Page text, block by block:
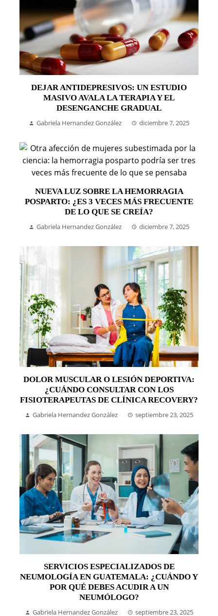
DEJAR ANTIDEPRESIVOS: UN ESTUDIO
MASIVO AVALA LA TERAPIA Y EL
DESENGANCHE GRADUAL
Gabriela Hernandez González diciembre 7, 2025
NUEVA LUZ SOBRE LA HEMORRAGIA
POSPARTO: ¿ES 3 VECES MÁS FRECUENTE
DE LO QUE SE CREÍA?
Gabriela Hernandez González diciembre 7, 2025
DOLOR MUSCULAR O LESIÓN DEPORTIVA:
¿CUÁNDO CONSULTAR CON LOS
FISIOTERAPEUTAS DE CLÍNICA RECOVERY?
Gabriela Hernandez González septiembre 23, 2025
SERVICIOS ESPECIALIZADOS DE
NEUMOLOGÍA EN GUATEMALA: ¿CUÁNDO Y
POR QUÉ DEBES ACUDIR A UN
NEUMÓLOGO?
Gabriela Hernandez González septiembre 23, 2025